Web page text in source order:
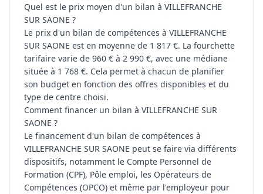
Quel est le prix moyen d'un bilan à VILLEFRANCHE
SUR SAONE ?
Le prix d'un bilan de compétences à VILLEFRANCHE
SUR SAONE est en moyenne de 1 817 €. La fourchette
tarifaire varie de 960 € à 2 990 €, avec une médiane
située à 1 768 €. Cela permet à chacun de planifier
son budget en fonction des offres disponibles et du
type de centre choisi.
Comment financer un bilan à VILLEFRANCHE SUR
SAONE ?
Le financement d'un bilan de compétences à
VILLEFRANCHE SUR SAONE peut se faire via différents
dispositifs, notamment le Compte Personnel de
Formation (CPF), Pôle emploi, les Opérateurs de
Compétences (OPCO) et même par l'employeur pour